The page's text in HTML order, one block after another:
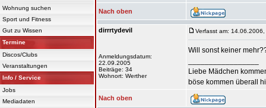
Wohnung suchen
Sport und Fitness
Gut zu Wissen
Termine
Discos/Clubs
Veranstaltungen
Info / Service
Jobs
Mediadaten
Nach oben
dirrrtydevil
Anmeldungsdatum:
22.09.2005
Beiträge: 34
Wohnort: Werther
Verfasst am:
Will sonst keiner
Liebe Mädchen
böse kommen überall
Nach oben